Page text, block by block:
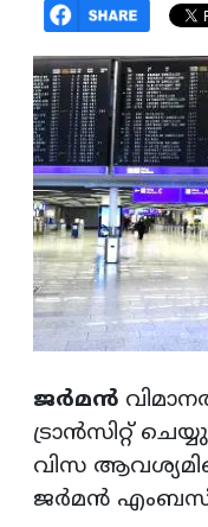
ജർമൻ
ട്രാൻസിറ്റ്
വിസ
ജർമൻ എംബസി